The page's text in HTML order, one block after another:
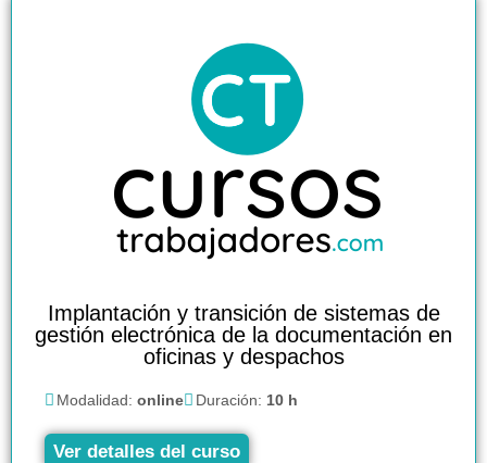
Implantación y transición de sistemas de
gestión electrónica de la documentación en
oficinas y despachos
Modalidad: online Duración: 10 h
Ver detalles del curso